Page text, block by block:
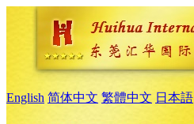
English 简体中文 繁體中文 日本語